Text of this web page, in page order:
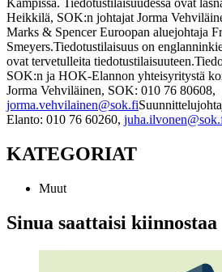
Heikkilä, SOK:n johtajat Jorma
Marks & Spencer Euroopan aluejohtaja
Smeyers.Tiedotustilaisuus on
ovat tervetulleita tiedotustilaisuuteen.
SOK:n ja HOK-Elannon yhteisyritystä
Jorma Vehviläinen, SOK: 010 76 80608,
jorma.vehvilainen@sok.fi
Elanto: 010 76 60260,
KATEGORIAT
Muut
Sinua saattaisi kiinnostaa